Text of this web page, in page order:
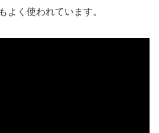
よく使われています。